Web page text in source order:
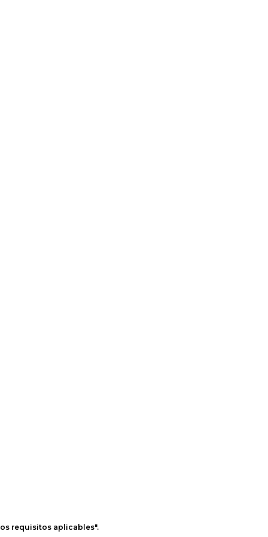
requisitos aplicables".